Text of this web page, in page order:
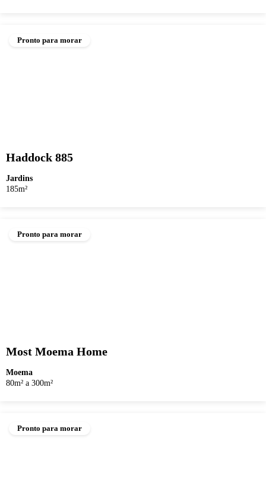
Pronto para morar
Haddock 885
Jardins
185m²
Pronto para morar
Most Moema Home
Moema
80m² a 300m²
Pronto para morar